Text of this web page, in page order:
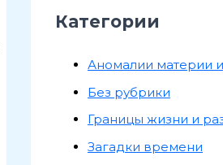
Категории
Аномалии материи
Без рубрики
Границы жизни и
Загадки времени